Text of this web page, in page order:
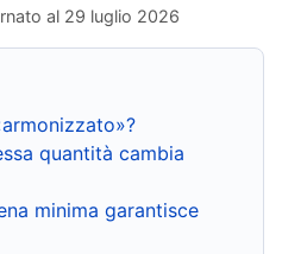
al 29 luglio 2026
quantità cambia
minima garantisce